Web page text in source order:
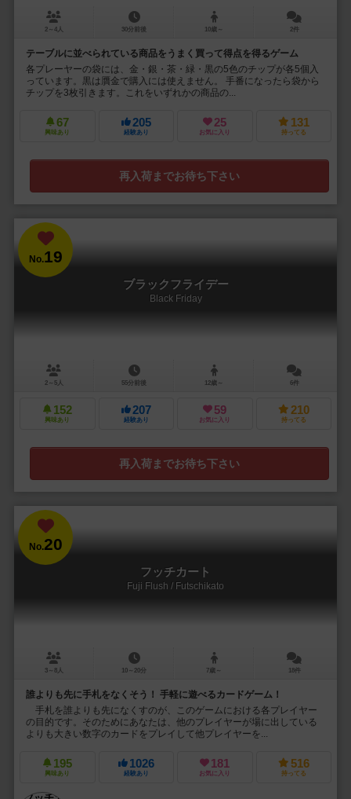
2～4人 30分前後 10歳～ 2件
テーブルに並べられている商品をうまく買って得点を得るゲーム
各プレーヤーの袋には、金・銀・茶・緑・黒の5色のチップが各5個入
っています。黒は贋金で購入には使えません。 手番になったら袋から
チップを3枚引きます。これをいずれかの商品の...
67
興味あり
205
経験あり
25
お気に入り
131
持ってる
再入荷までお待ち下さい
No.19
ブラックフライデー
Black Friday
2～5人 55分前後 12歳～ 6件
152
興味あり
207
経験あり
59
お気に入り
210
持ってる
再入荷までお待ち下さい
No.20
フッチカート
Fuji Flush / Futschikato
3～8人 10～20分 7歳～ 18件
誰よりも先に手札をなくそう！ 手軽に遊べるカードゲーム！
手札を誰よりも先になくすのが、このゲームにおける各プレイヤー
の目的です。そのためにあなたは、他のプレイヤーが場に出している
よりも大きい数字のカードをプレイして他プレイヤーを...
195
興味あり
1026
経験あり
181
お気に入り
516
持ってる